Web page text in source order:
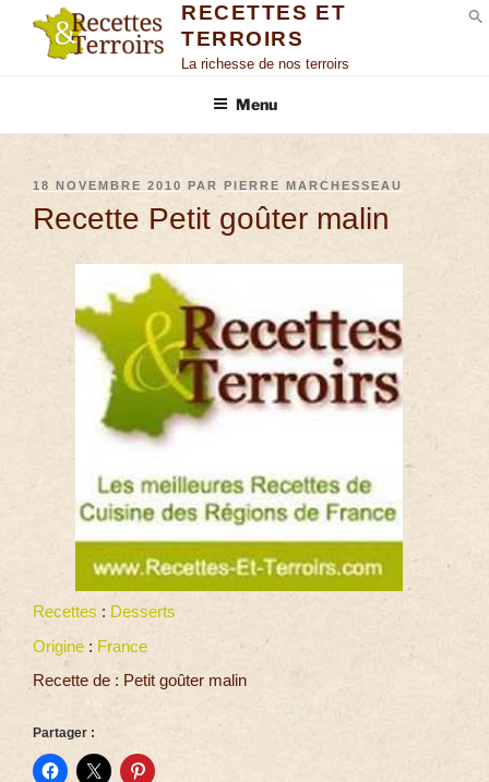
RECETTES ET
TERROIRS
La richesse de nos terroirs
Menu
18 NOVEMBRE 2010 PAR PIERRE MARCHESSEAU
Recette Petit goûter malin
Recettes : Desserts
Origine : France
Recette de : Petit goûter malin
Partager :